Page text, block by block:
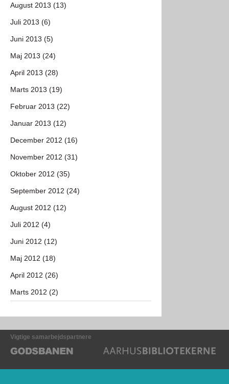
August 2013 (13)
Juli 2013 (6)
Juni 2013 (5)
Maj 2013 (24)
April 2013 (28)
Marts 2013 (19)
Februar 2013 (22)
Januar 2013 (12)
December 2012 (16)
November 2012 (31)
Oktober 2012 (35)
September 2012 (24)
August 2012 (12)
Juli 2012 (4)
Juni 2012 (12)
Maj 2012 (18)
April 2012 (26)
Marts 2012 (2)
Vigtige samarbejdspartnere